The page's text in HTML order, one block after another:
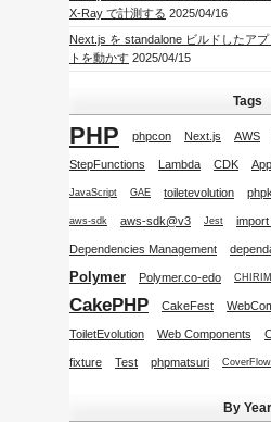
X-Ray で計測する 2025/04/16
Next.js を standalone ビルドしたア
トを動かす 2025/04/15
Tags
PHP phpcon Next.js AWS
StepFunctions Lambda CDK
JavaScript GAE toiletevolution
aws-sdk aws-sdk@v3 Jest import
Dependencies Management
Polymer Polymer.co-edo
CakePHP CakeFest
ToiletEvolution Web Components
fixture Test phpmatsuri CoverFlow
By Year